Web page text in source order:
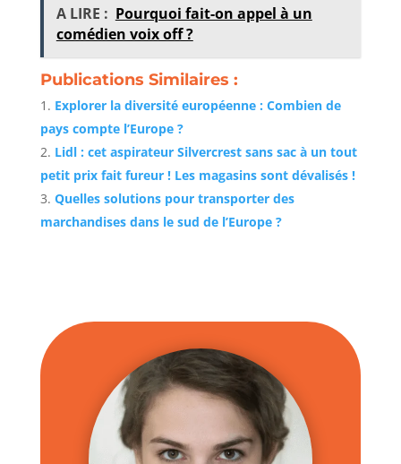
A LIRE : Pourquoi fait-on appel à un
comédien voix off ?
Publications Similaires :
Explorer la diversité européenne : Combien de
pays compte l’Europe ?
Lidl : cet aspirateur Silvercrest sans sac à un tout
petit prix fait fureur ! Les magasins sont dévalisés !
Quelles solutions pour transporter des
marchandises dans le sud de l’Europe ?